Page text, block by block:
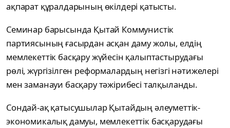
ақпарат құралдарының өкілдері қатысты.
Семинар барысында Қытай Коммунистік
партиясының ғасырдан асқан даму жолы, елдің
мемлекеттік басқару жүйесін қалыптастырудағы
рөлі, жүргізілген реформалардың негізгі нәтижелері
мен заманауи басқару тәжірибесі талқыланды.
Сондай-ақ қатысушылар Қытайдың әлеуметтік-
экономикалық дамуы, мемлекеттік басқарудағы